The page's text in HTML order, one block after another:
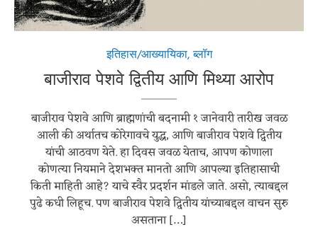
इतिहास/आख्यायिका,ब्लॉग
बाजीराव पेशवे द्वितीय आणि मिथ्या आरोप
बाजीराव पेशवे आणि ब्राह्मणांची बदनामी १ जानेवारी तारीख जवळ
आली की अर्थातच कोरेगावचे युद्ध, आणि बाजीराव पेशवे द्वितीय
यांची आठवण येते. हा दिवस जवळ येताच, आपण कोणाला
कोणत्या नियमाने देशभक्त मानतो आणि आपल्या इतिहासाची
किती माहिती आहे? याचे स्वैर प्रदर्शन मांडले जाते. असो, त्याबद्दल
पुढे कधी लिहूच. पण बाजीराव पेशवे द्वितीय यांच्याबद्दल वाचन सुरु
असताना […]